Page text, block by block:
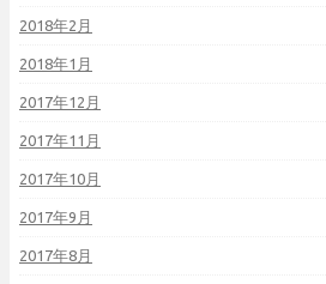
2018年2月
2018年1月
2017年12月
2017年11月
2017年10月
2017年9月
2017年8月